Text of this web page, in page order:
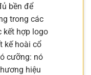
bền để
trong các
kết hợp logo
kế hoài cổ
cưỡng: nó
hiệu